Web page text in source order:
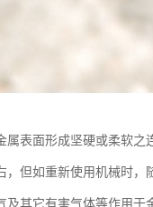
属表面形成坚硬或柔软
但如重新使用机械时，
及其它有害气体等作用